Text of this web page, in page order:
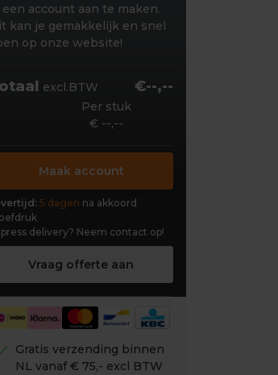
een account aan te maken.
kan je gemakkelijk en snel
op onze website!
excl.BTW €--,--
Per stuk
€ --,--
Maak account
5 dagen na akkoord
delivery? Neem contact op!
Vraag offerte aan
Gratis verzending binnen
NL vanaf € 75,- excl BTW